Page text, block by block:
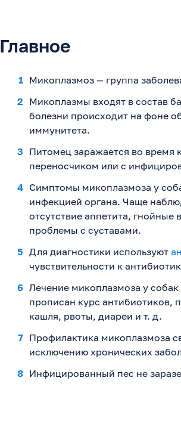
Главное
Микоплазмоз — группа
Микоплазмы входят в состав
болезни происходит на фоне
иммунитета.
Питомец заражается во
переносчиком или с
Симптомы микоплазмоза у
инфекцией органа. Чаще
отсутствие аппетита,
проблемы с суставами.
Для диагностики используют
чувствительности к
Лечение микоплазмоза у
прописан курс антибиотиков,
кашля, рвоты, диареи и т. д.
Профилактика микоплазмоза
исключению хронических
Инфицированный пес не